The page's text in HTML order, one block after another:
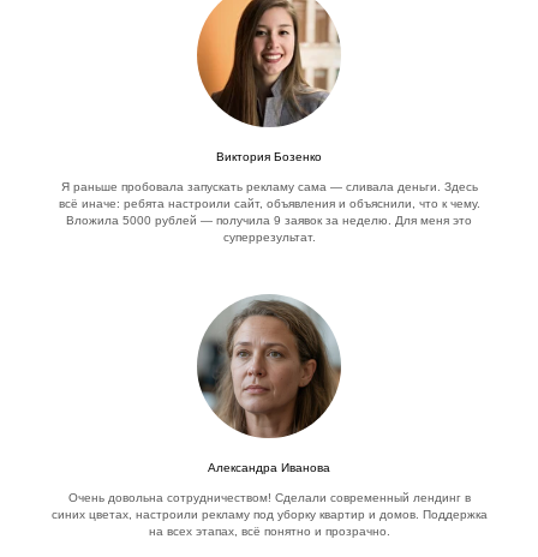
Виктория Бозенко
Я раньше пробовала запускать рекламу сама — сливала деньги. Здесь
всё иначе: ребята настроили сайт, объявления и объяснили, что к чему.
Вложила 5000 рублей — получила 9 заявок за неделю. Для меня это
суперрезультат.
Александра Иванова
Очень довольна сотрудничеством! Сделали современный лендинг в
синих цветах, настроили рекламу под уборку квартир и домов. Поддержка
на всех этапах, всё понятно и прозрачно.